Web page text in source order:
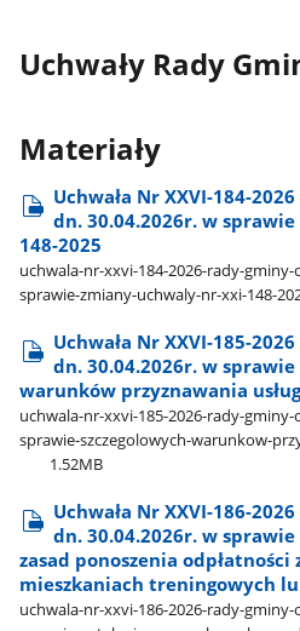
Uchwały Rady
Materiały
Uchwała Nr XXVI-184-
dn. 30.04.2026r. w
148-2025
uchwala-nr-xxvi-184-2026-rady-gminy-
sprawie-zmiany-uchwaly-nr-xxi-148-
Uchwała Nr XXVI-185-
dn. 30.04.2026r. w sprawie
warunków przyznawania usług
uchwala-nr-xxvi-185-2026-rady-gminy-
sprawie-szczegolowych-warunkow-
1.52MB
Uchwała Nr XXVI-186-
dn. 30.04.2026r. w
zasad ponoszenia odpłatności
mieszkaniach treningowych
uchwala-nr-xxvi-186-2026-rady-gminy-